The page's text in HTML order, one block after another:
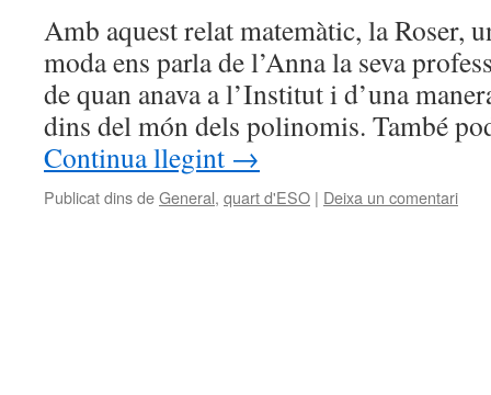
Amb aquest relat matemàtic, la Roser,
moda ens parla de l’Anna la seva
de quan anava a l’Institut i d’una
dins del món dels polinomis. També
Continua llegint →
Publicat dins deGeneral, quart d'ESO | Deixa un comentari